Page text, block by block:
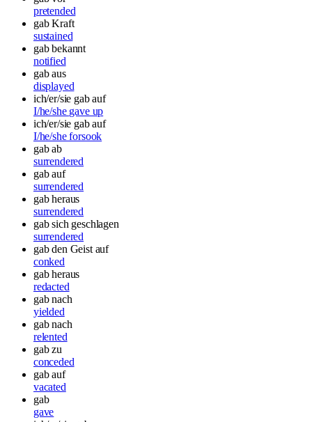
pretended
gab Kraft
sustained
gab bekannt
notified
gab aus
displayed
ich/er/sie gab auf
I/he/she gave up
ich/er/sie gab auf
I/he/she forsook
gab ab
surrendered
gab auf
surrendered
gab heraus
surrendered
gab sich geschlagen
surrendered
gab den Geist auf
conked
gab heraus
redacted
gab nach
yielded
gab nach
relented
gab zu
conceded
gab auf
vacated
gab
gave